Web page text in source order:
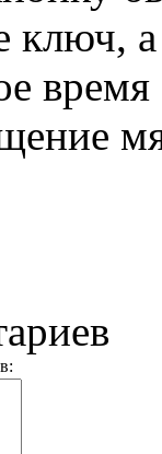
ключ,